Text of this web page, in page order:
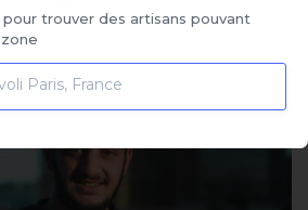
trouver des artisans pouvant